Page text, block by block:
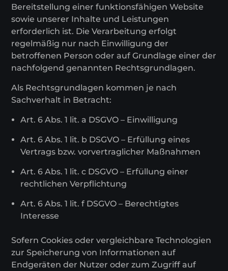
Bereitstellung einer funktionsfähigen Website
sowie unserer Inhalte und Leistungen
erforderlich ist. Die Verarbeitung erfolgt
regelmäßig nur nach Einwilligung der
betroffenen Person oder auf Grundlage einer der
nachfolgend genannten Rechtsgrundlagen.
Als Rechtsgrundlagen kommen je nach
Sachverhalt in Betracht:
Art. 6 Abs. 1 lit. a DSGVO – Einwilligung
Art. 6 Abs. 1 lit. b DSGVO – Erfüllung eines
Vertrags bzw. vorvertraglicher Maßnahmen
Art. 6 Abs. 1 lit. c DSGVO – Erfüllung einer
rechtlichen Verpflichtung
Art. 6 Abs. 1 lit. f DSGVO – Berechtigtes
Interesse
Sofern Cookies oder vergleichbare Technologien
zur Speicherung von Informationen auf
Endgeräten der Nutzer oder zum Zugriff auf